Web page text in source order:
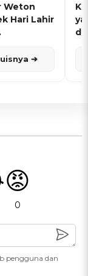
Weton
Hari Lahir
➔
😡
0
pengguna dan